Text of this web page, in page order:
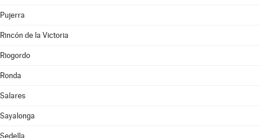
Pujerra
Rincón de la Victoria
Riogordo
Ronda
Salares
Sayalonga
Sedella